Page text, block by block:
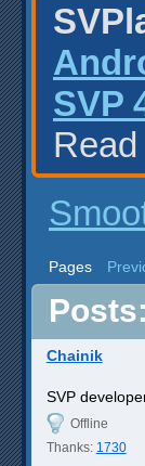
SVP
Read
Pages
Chainik
SVP
Offline
Thanks: 1730